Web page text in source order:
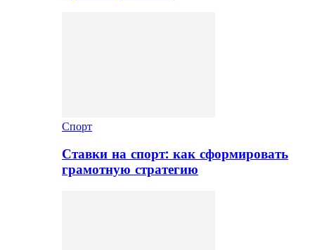
Спорт
Ставки на спорт: как сформировать
грамотную стратегию